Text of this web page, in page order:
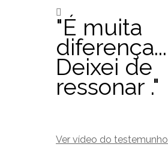
"É muita
diferença...
Deixei de
ressonar ."
Ver vídeo do testemunho